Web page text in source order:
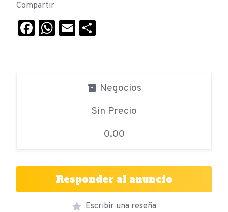
Compartir
Facebook
WhatsApp
Email
Negocios
Sin Precio
0,00
Responder al anuncio
Escribir una reseña